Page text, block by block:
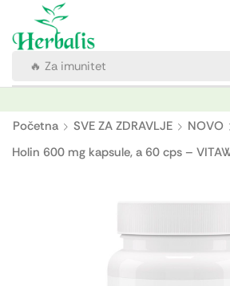
🔥 Za imunitet
Početna SVE ZA ZDRAVLJE
NOVO
Holin 600 mg kapsule, a 60 cps –